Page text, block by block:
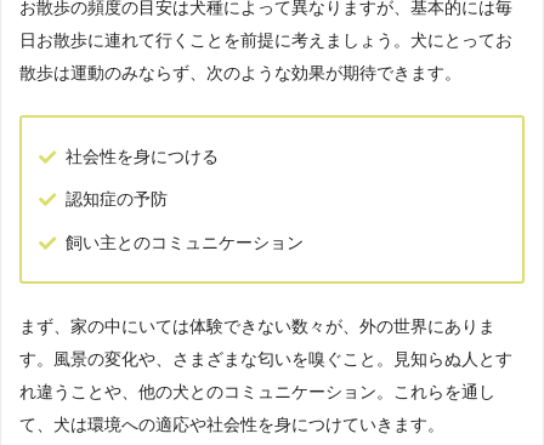
お散歩の頻度の目安は犬種によって異なりますが、基本的には毎
日お散歩に連れて行くことを前提に考えましょう。犬にとってお
散歩は運動のみならず、次のような効果が期待できます。
社会性を身につける
認知症の予防
飼い主とのコミュニケーション
まず、家の中にいては体験できない数々が、外の世界にありま
す。風景の変化や、さまざまな匂いを嗅ぐこと。見知らぬ人とす
れ違うことや、他の犬とのコミュニケーション。これらを通し
て、犬は環境への適応や社会性を身につけていきます。